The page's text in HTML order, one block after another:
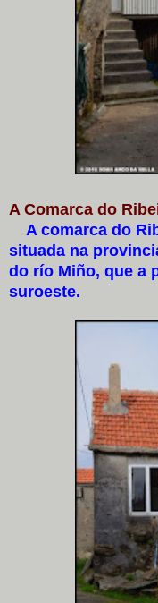
A Comarca do
A comarca do
situada na
do río Miño, que a
suroeste.